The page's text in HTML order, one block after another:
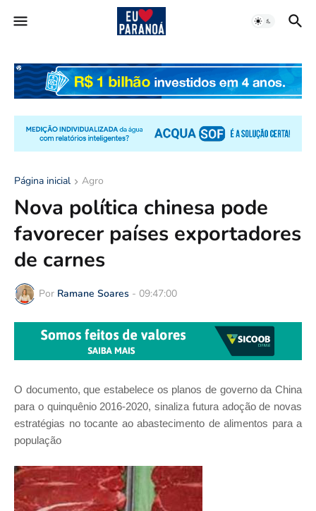
Página inicial Agro
Nova política chinesa pode
favorecer países exportadores
de carnes
Por Ramane Soares - 09:47:00
O documento, que estabelece os planos de governo da China
para o quinquênio 2016-2020, sinaliza futura adoção de novas
estratégias no tocante ao abastecimento de alimentos para a
população